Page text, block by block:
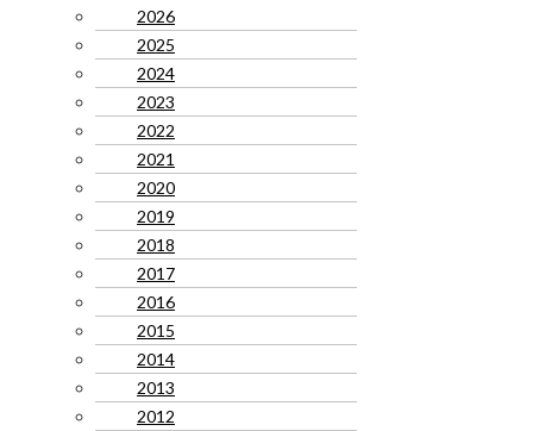
2026
2025
2024
2023
2022
2021
2020
2019
2018
2017
2016
2015
2014
2013
2012